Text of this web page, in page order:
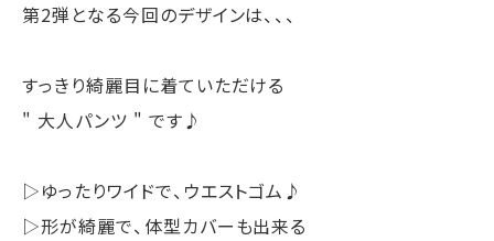
第2弾となる今回のデザインは、、、
すっきり綺麗目に着ていただける
" 大人パンツ " です♪
▷ゆったりワイドで、ウエストゴム♪
▷形が綺麗で、体型カバーも出来る